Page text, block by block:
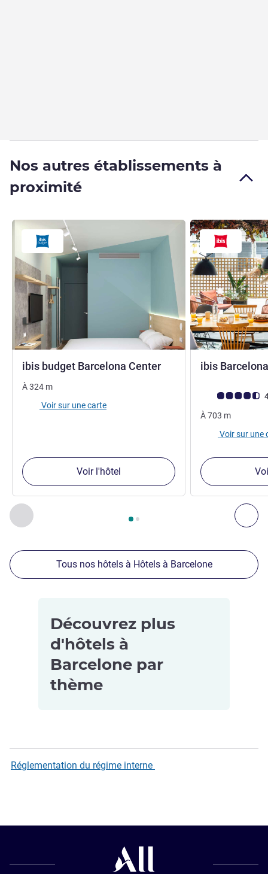
Nos autres établissements à
proximité
Précédent - Nos autres établissements à proximité
Page , Nos autres établissements à proximité 1 :,
ibis budget Barcelona Center
À324 m
Voir sur une carte
Voir l'hôtel
ibis
Note Avis clients
À703 m
Voir sur une
Tous nos hôtels à Hôtels à Barcelone
Découvrez plus
d'hôtels à
Barcelone par
thème
à Barcelona
les petits
animaux de
compagnie à
Barcelona
Réglementation du régime interne